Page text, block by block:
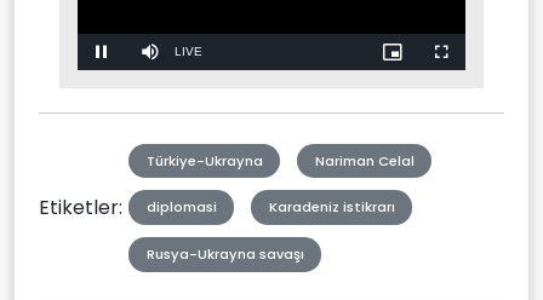
Pause Mute Stream
LIVE
Picture-
in-
Fullscreen
Etiketler:
Türkiye-Ukrayna Nariman Celal
diplomasi Karadeniz istikrarı
Rusya-Ukrayna savaşı